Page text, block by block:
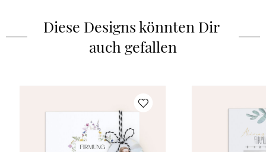
Diese Designs könnten Dir
auch gefallen